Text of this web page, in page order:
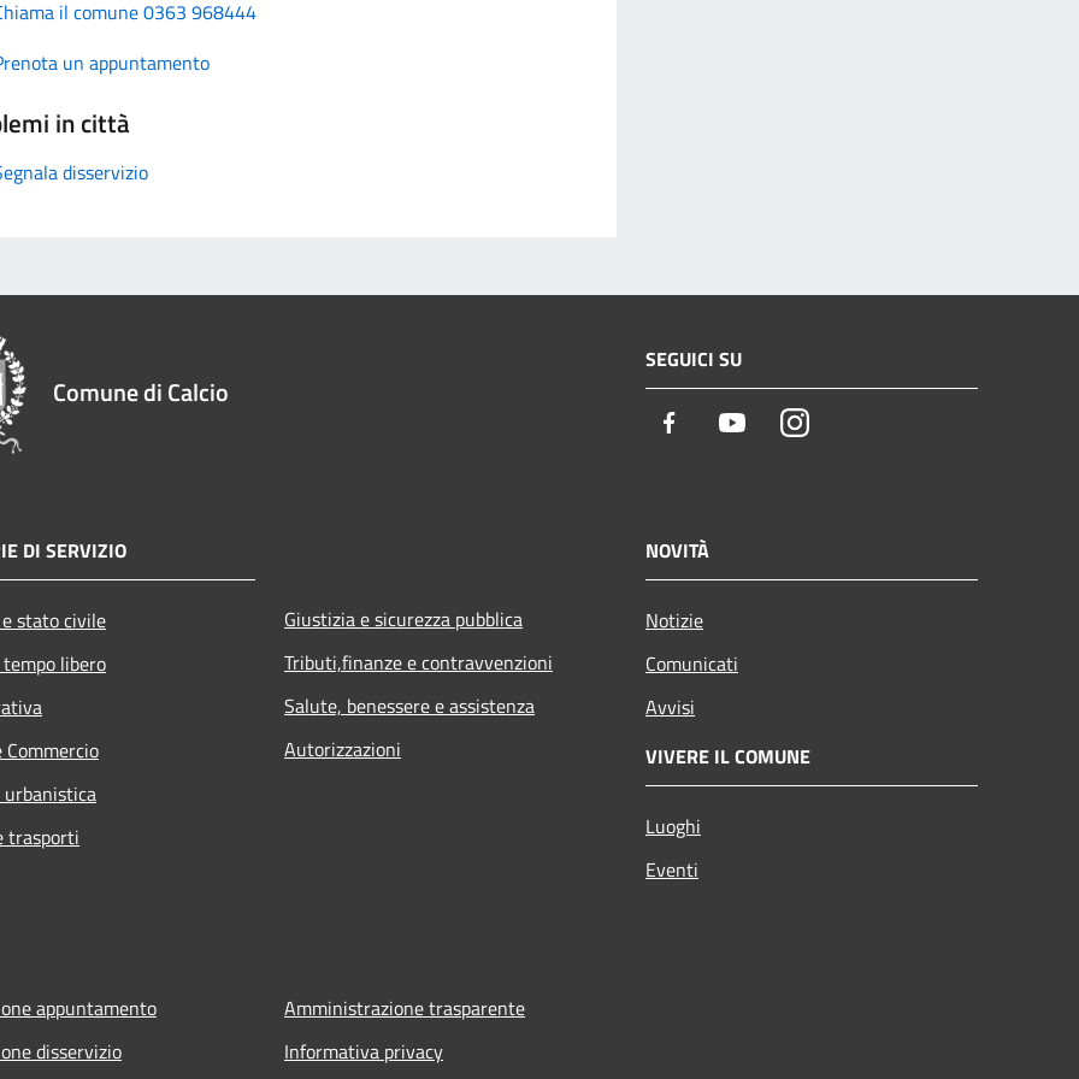
il comune 0363 968444
un appuntamento
in città
disservizio
Comune di Calcio
SEGUICI SU
Facebook YoutubeInstagram
DI SERVIZIO
stato civile
libero
Commercio
urbanistica
trasporti
Giustizia e sicurezza pubblica
Tributi,finanze e contravvenzioni
Salute, benessere e assistenza
Autorizzazioni
NOVITÀ
Notizie
Comunicati
Avvisi
VIVERE IL COMUNE
Luoghi
Eventi
appuntamento
disservizio
Amministrazione trasparente
Informativa privacy